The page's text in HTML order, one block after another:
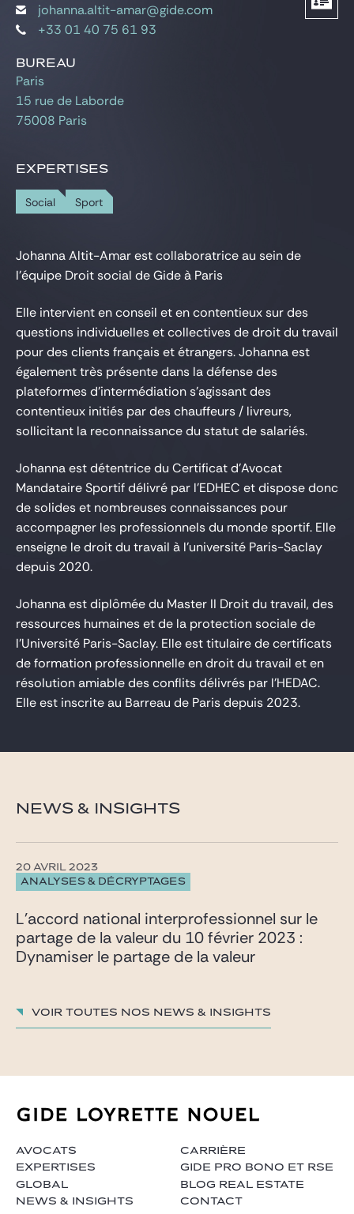
johanna.altit-amar@gide.com
+33 01 40 75 61 93
BUREAU
Paris
15 rue de Laborde
75008 Paris
EXPERTISES
Social Sport
Johanna Altit-Amar est collaboratrice au sein de
l'équipe Droit social de Gide à Paris
Elle intervient en conseil et en contentieux sur des
questions individuelles et collectives de droit du travail
pour des clients français et étrangers. Johanna est
également très présente dans la défense des
plateformes d'intermédiation s'agissant des
contentieux initiés par des chauffeurs / livreurs,
sollicitant la reconnaissance du statut de salariés.
Johanna est détentrice du Certificat d'Avocat
Mandataire Sportif délivré par l'EDHEC et dispose donc
de solides et nombreuses connaissances pour
accompagner les professionnels du monde sportif. Elle
enseigne le droit du travail à l'université Paris-Saclay
depuis 2020.
Johanna est diplômée du Master II Droit du travail, des
ressources humaines et de la protection sociale de
l'Université Paris-Saclay. Elle est titulaire de certificats
de formation professionnelle en droit du travail et en
résolution amiable des conflits délivrés par l'HEDAC.
Elle est inscrite au Barreau de Paris depuis 2023.
NEWS & INSIGHTS
ANALYSES & DÉCRYPTAGES
20 AVRIL 2023
L’accord national interprofessionnel sur le
partage de la valeur du 10 février 2023 :
Dynamiser le partage de la valeur
Voir toutes nos News & insights
AVOCATS
EXPERTISES
GLOBAL
NEWS & INSIGHTS
CARRIÈRE
GIDE PRO BONO ET RSE
BLOG REAL ESTATE
CONTACT